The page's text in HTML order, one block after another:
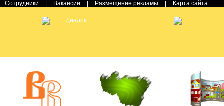
Сотрудники Вакансии Размещение рекламы Карта сайта